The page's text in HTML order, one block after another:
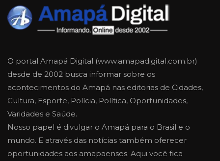
O portal Amapá Digital (www.amapadigital.com.br)
desde de 2002 busca informar sobre os
acontecimentos do Amapá nas editorias de Cidades,
Cultura, Esporte, Polícia, Política, Oportunidades,
Varidades e Saúde.
Nosso papel é divulgar o Amapá para o Brasil e o
mundo. E através das notícias também oferecer
oportunidades aos amapaenses. Aqui você fica